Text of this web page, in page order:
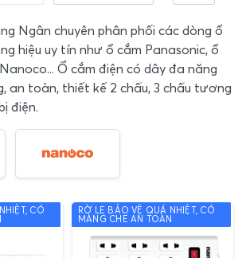
Ngân chuyên phân phối các dòng ổ
hiệu uy tín như ổ cắm Panasonic, ổ
Ổ cắm điện có dây đa năng
an toàn, thiết kế 2 chấu, 3 chấu tương
điện.
CÓ RỜ LE BẢO VỆ QUÁ NHIỆT, CÓ
MÀNG CHE AN TOÀN